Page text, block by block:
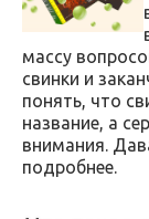
массу
свинки и
понять, что
название, а
внимания.
подробнее.